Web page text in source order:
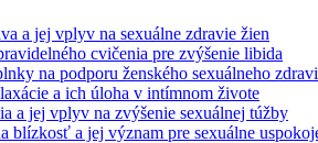
a jej vplyv na sexuálne zdravie žien
cvičenia pre zvýšenie libida
na podporu ženského sexuálneho
a ich úloha v intímnom živote
a jej vplyv na zvýšenie sexuálnej túžby
blízkosť a jej význam pre sexuálne